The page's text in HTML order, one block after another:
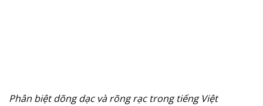
Phân biệt dõng dạc và rõng rạc trong tiếng Việt